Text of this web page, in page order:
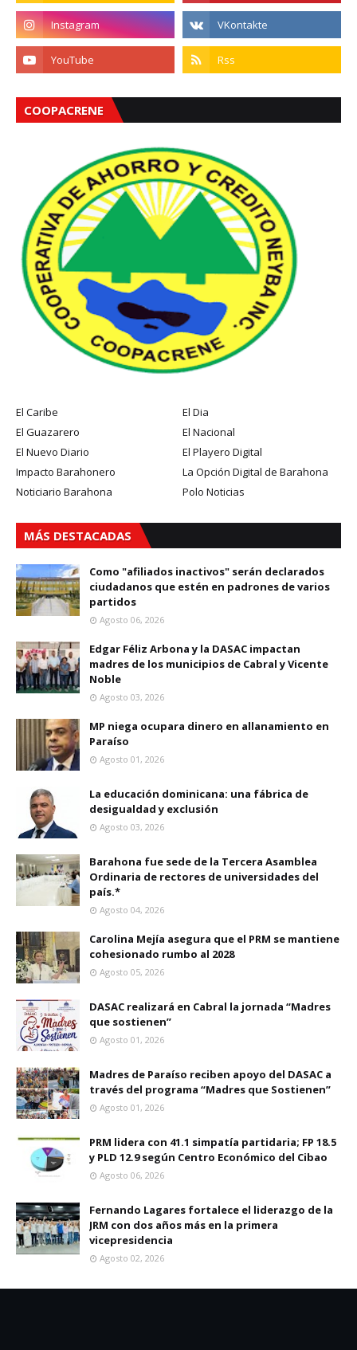
COOPACRENE
El Caribe
El Dia
El Guazarero
El Nacional
El Nuevo Diario
El Playero Digital
Impacto Barahonero
La Opción Digital de Barahona
Noticiario Barahona
Polo Noticias
MÁS DESTACADAS
Como "afiliados inactivos" serán declarados
ciudadanos que estén en padrones de varios
partidos
Agosto 06, 2026
Edgar Féliz Arbona y la DASAC impactan
madres de los municipios de Cabral y Vicente
Noble
Agosto 03, 2026
MP niega ocupara dinero en allanamiento en
Paraíso
Agosto 01, 2026
La educación dominicana: una fábrica de
desigualdad y exclusión
Agosto 03, 2026
Barahona fue sede de la Tercera Asamblea
Ordinaria de rectores de universidades del
país.*
Agosto 04, 2026
Carolina Mejía asegura que el PRM se mantiene
cohesionado rumbo al 2028
Agosto 05, 2026
DASAC realizará en Cabral la jornada “Madres
que sostienen”
Agosto 01, 2026
Madres de Paraíso reciben apoyo del DASAC a
través del programa “Madres que Sostienen”
Agosto 01, 2026
PRM lidera con 41.1 simpatía partidaria; FP 18.5
y PLD 12.9 según Centro Económico del Cibao
Agosto 06, 2026
Fernando Lagares fortalece el liderazgo de la
JRM con dos años más en la primera
vicepresidencia
Agosto 02, 2026